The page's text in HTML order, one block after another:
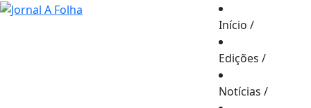
Início /
Edições /
Notícias /